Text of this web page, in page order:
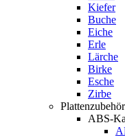
Kiefer
Buche
Eiche
Erle
Lärche
Birke
Esche
Zirbe
Plattenzubehör
ABS-